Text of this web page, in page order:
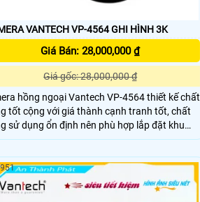
CAMERA VANTECH VP-4564 GHI HÌNH 3K
Giá Bán: 28,000,000 ₫
Giá gốc: 28,000,000 ₫
hồng ngoại Vantech VP-4564 thiết kế chất
tốt cộng với giá thành cạnh tranh tốt, chất
sử dụng ổn định nên phù hợp lắp đặt khu
trời rộng lớn cho công trình xây dựng, xí
mại, v. v. v.